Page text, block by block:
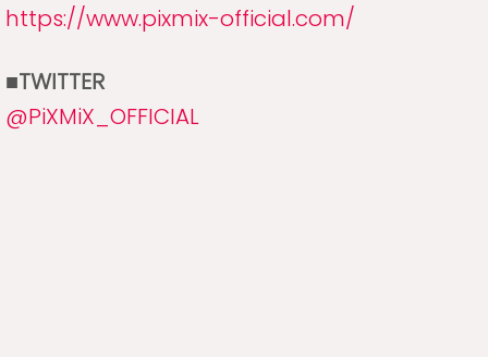
https://www.pixmix-official.com/
■TWITTER
@PiXMiX_OFFICIAL